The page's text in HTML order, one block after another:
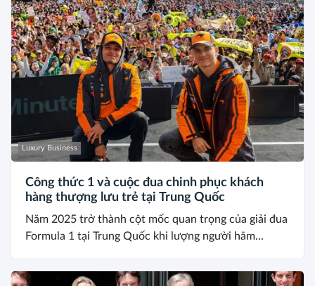
Luxury Business
Công thức 1 và cuộc đua chinh phục khách
hàng thượng lưu trẻ tại Trung Quốc
Năm 2025 trở thành cột mốc quan trọng của giải đua
Formula 1 tại Trung Quốc khi lượng người hâm...